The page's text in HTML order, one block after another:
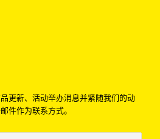
更新、活动举办消息并紧随我们的动
件作为联系方式。